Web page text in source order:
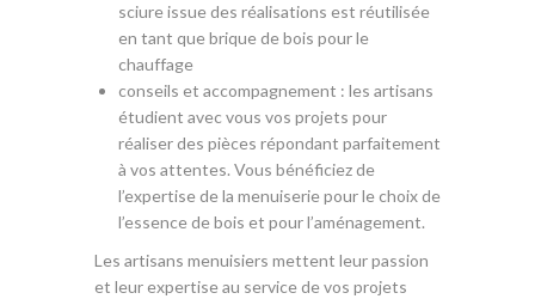
sciure issue des réalisations est réutilisée
en tant que brique de bois pour le
chauffage
conseils et accompagnement : les artisans
étudient avec vous vos projets pour
réaliser des pièces répondant parfaitement
à vos attentes. Vous bénéficiez de
l’expertise de la menuiserie pour le choix de
l’essence de bois et pour l’aménagement.
Les artisans menuisiers mettent leur passion
et leur expertise au service de vos projets